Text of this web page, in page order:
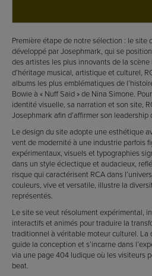
Première étape de notre sélection : le site
développé par Josephmark, qui se
des artistes les plus innovants de la
d’héritage musical, artistique et culturel,
albums les plus emblématiques de
Bowie à « Nuff Said » de Nina Simone.
identité visuelle, sa narration et son site,
Josephmark afin d’affirmer son leadership
Le design du site adopte une esthétique
vent de modernité à une industrie parfois
expérimentaux, visuels et typographies
dans un style éclectique et audacieux,
risque qui caractérisent RCA dans
couleurs, vive et versatile, illustre la
représentés.
Le site se veut résolument expérimental,
interactifs et animés pour traduire la
traditionnel à véritable moteur culturel. La
guide la conception et s’incarne dans
via une page 404 ludique où les visiteurs
beat.